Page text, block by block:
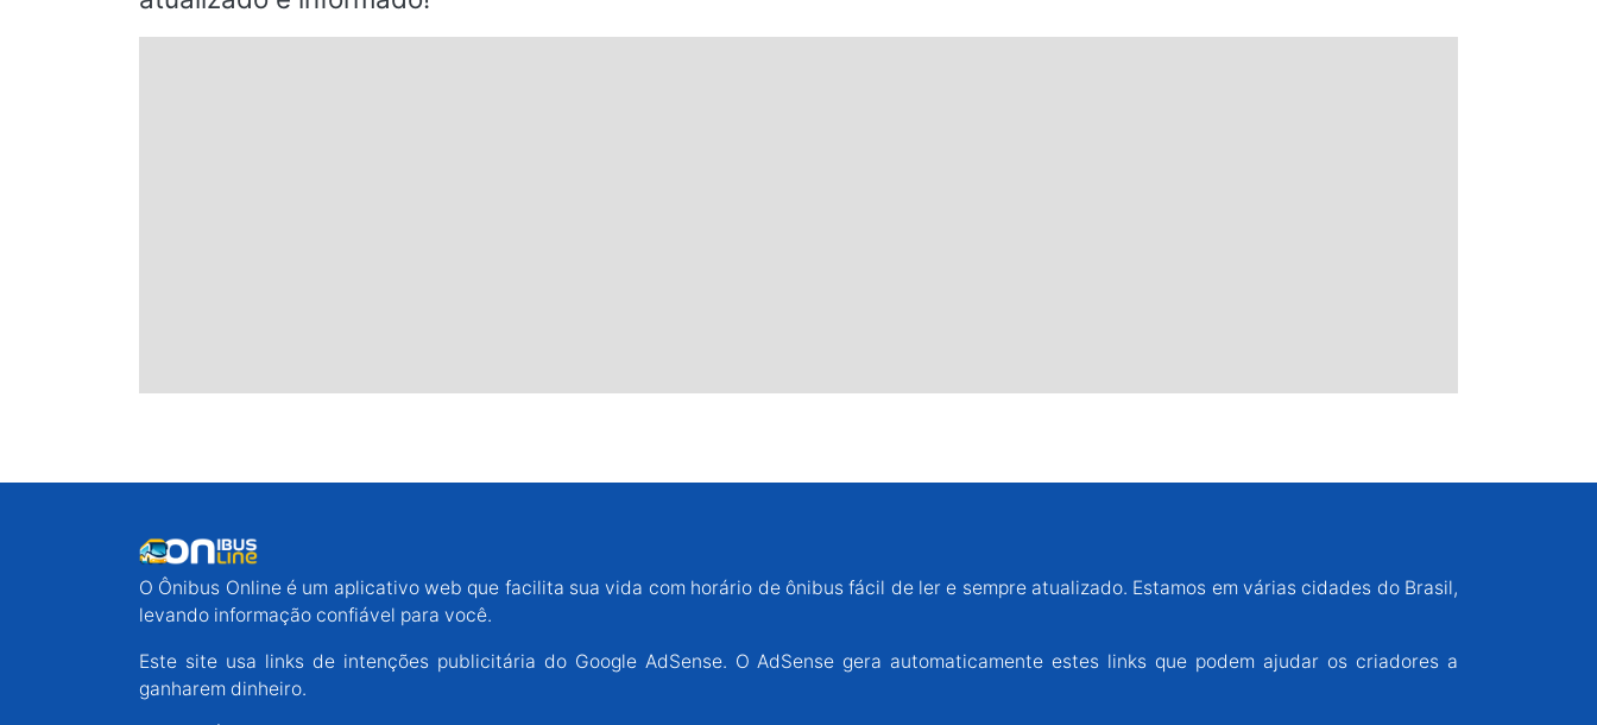
O Ônibus Online é um aplicativo web que facilita sua vida com horário de ônibus fácil de ler e sempre atualizado. Estamos em várias cidades do Brasil,
levando informação confiável para você.
Este site usa links de intenções publicitária do Google AdSense. O AdSense gera automaticamente estes links que podem ajudar os criadores a
ganharem dinheiro.